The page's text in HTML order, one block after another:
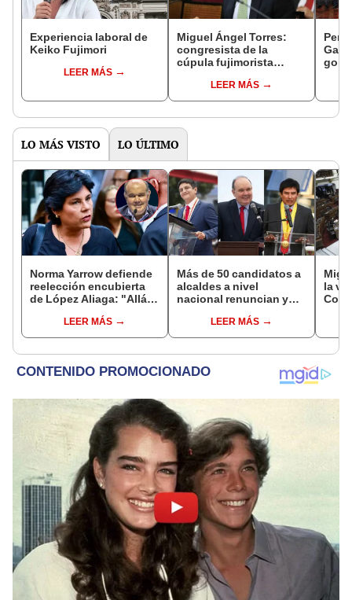
Experiencia laboral de
Keiko Fujimori
LEER MÁS
Miguel Ángel Torres:
congresista de la
cúpula fujimorista
del SenadoLEER MÁS
LO MÁS VISTO LO ÚLTIMO
Norma Yarrow defiende
reelección encubierta
de López Aliaga: "Allá el
sacar la vuelta"
LEER MÁS
Más de 50 candidatos a
alcaldes a nivel
nacional renuncian y
encubiertaLEER MÁS
la